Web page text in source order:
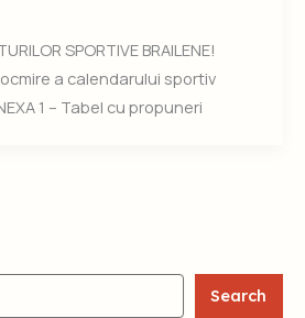
SPORTIVE BRAILENE!
a calendarului sportiv
1 – Tabel cu propuneri
Search